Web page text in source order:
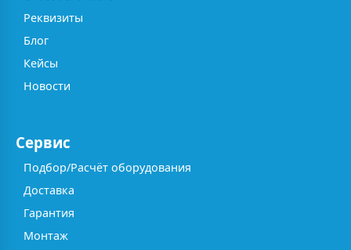
Реквизиты
Блог
Кейсы
Новости
Сервис
Подбор/Расчёт оборудования
Доставка
Гарантия
Монтаж